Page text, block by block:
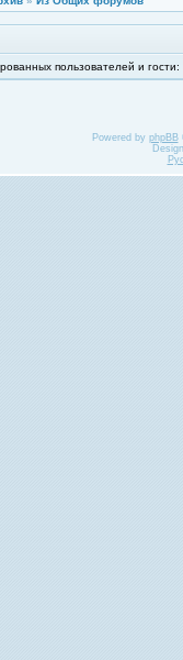
пользователей и гости:
Powered by phpBB